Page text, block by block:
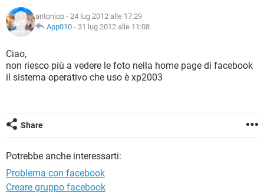
TIKTOK
HARDWARE
INSTAGRAM WHATSAPP
TIKTOK
HARDWARE
INTRATTENIMENTO
iOS WINDOWS 10
INSTAGRAM
TIKTOK FACEBOOK
COVID-19 GAMING
INTRATTENIMENTO
iOS
INSTAGRAM WHATSAPP
HARDWARE
GLOSSARIO
COVID-19
INTRATTENIMENTO ANDROID
TIKTOK
antoniop - 24 lug 2012 alle 17:29
App010 - 31 lug 2012 alle 11:08
Ciao,
non riesco più a vedere le foto nella home page di facebook
il sistema operativo che uso è xp2003
Share
Potrebbe anche interessarti:
Problema con facebook
Creare gruppo facebook